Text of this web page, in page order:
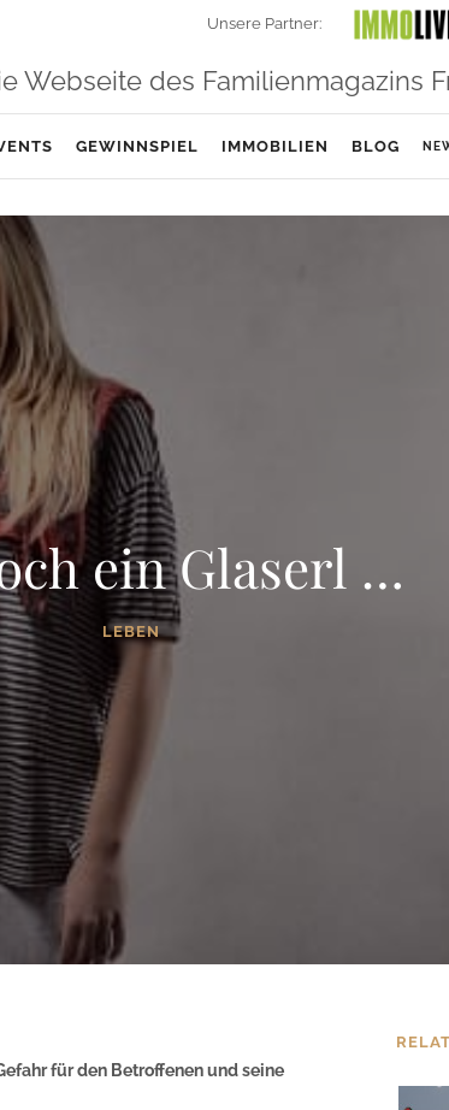
Unsere Partner:
Webseite des Familienmagazins
GEWINNSPIEL IMMOBILIEN BLOG
ein Glaserl …
LEBEN
für den Betroffenen und seine